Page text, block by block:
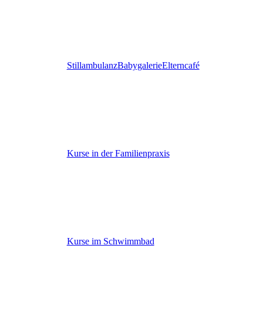
StillambulanzBabygalerieElterncafé
Kurse in der Familienpraxis
Kurse im Schwimmbad